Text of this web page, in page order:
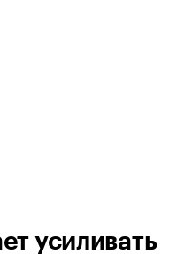
усиливать